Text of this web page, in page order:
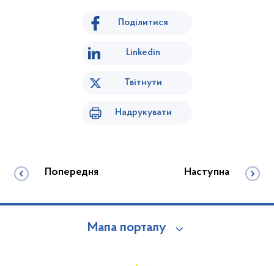
Поділитися
Linkedin
Твітнути
Надрукувати
Попередня Наступна
Мапа порталу